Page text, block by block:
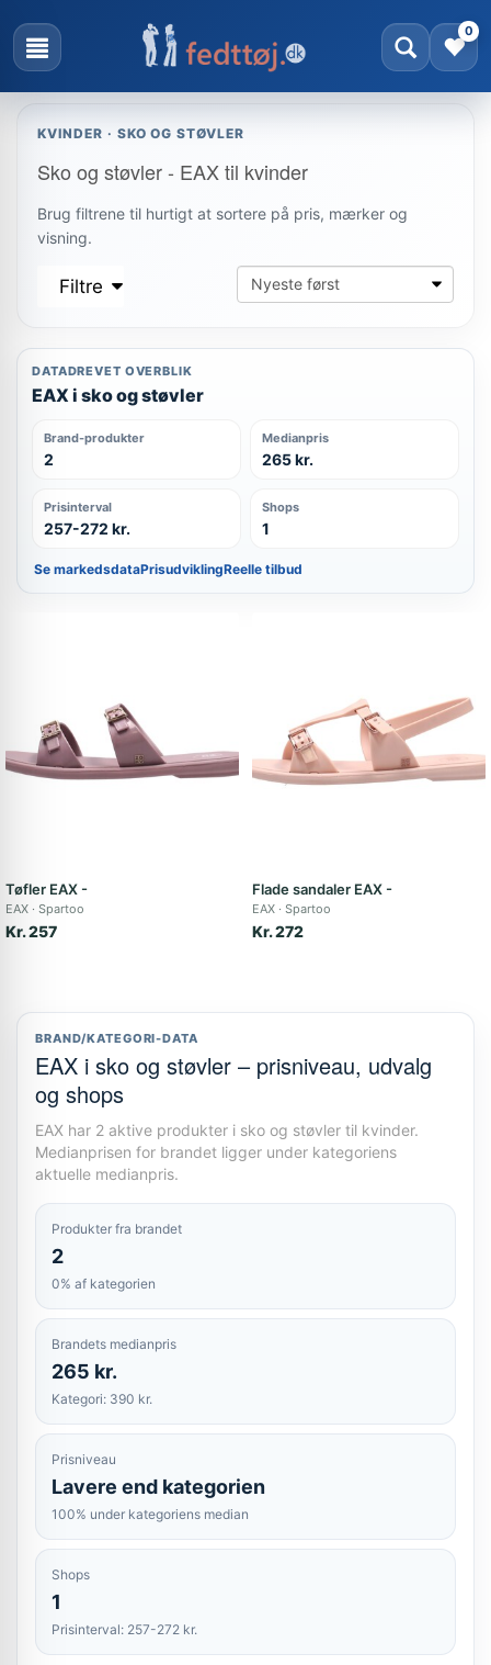
0
KVINDER · SKO OG STØVLER
Sko og støvler - EAX til kvinder
Brug filtrene til hurtigt at sortere på pris, mærker og
visning.
Filtre
DATADREVET OVERBLIK
EAX i sko og støvler
Brand-produkter
2
Medianpris
265 kr.
Prisinterval
257-272 kr.
Shops
1
Se markedsdataPrisudviklingReelle tilbud
Tøfler EAX -
EAX Spartoo
Kr. 257
Flade sandaler EAX -
EAX Spartoo
Kr. 272
BRAND/KATEGORI-DATA
EAX i sko og støvler – prisniveau, udvalg
og shops
EAX har 2 aktive produkter i sko og støvler til kvinder.
Medianprisen for brandet ligger under kategoriens
aktuelle medianpris.
Produkter fra brandet
2
0% af kategorien
Brandets medianpris
265 kr.
Kategori: 390 kr.
Prisniveau
Lavere end kategorien
100% under kategoriens median
Shops
1
Prisinterval: 257-272 kr.